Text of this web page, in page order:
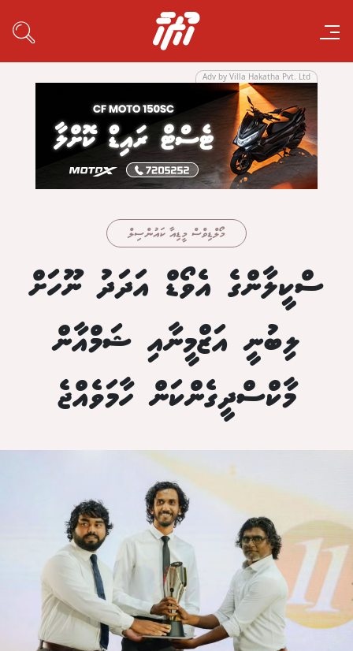
Adv by Villa Hakatha Pvt. Ltd
މޯލްޑިވްސް މީޑިއާ ކައުންސިލް
ސްކީލާންގެ އެވޯޑް އަދަދު ނޫހަށް
ލިބުނީ އަޒްމީނާއި ޝަމްއާން
މާކްސްދީގެންކަން ހާމަވެއްޖެ